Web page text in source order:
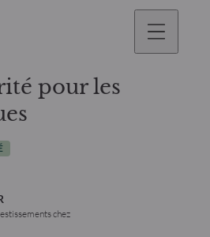
pour les
chez